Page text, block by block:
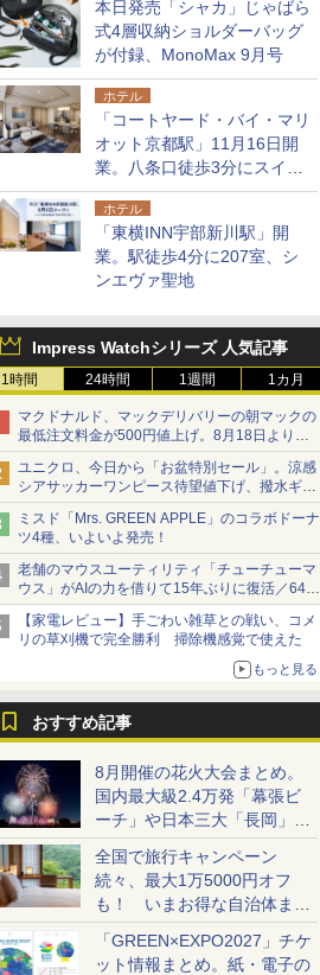
本日発売「シャカ」じゃばら
式4層収納ショルダーバッグ
が付録、MonoMax 9月号
ホテル
「コートヤード・バイ・マリ
オット京都駅」11月16日開
業。八条口徒歩3分にスイー
ト含む全270室、ダイニング
も併設
ホテル
「東横INN宇部新川駅」開
業。駅徒歩4分に207室、シ
ンエヴァ聖地
Impress Watchシリーズ 人気記事
1時間 24時間 1週間 1カ月
マクドナルド、マックデリバリーの朝マックの
最低注文料金が500円値上げ。8月18日より
1,500円から受付
ユニクロ、今日から「お盆特別セール」。涼感
シアサッカーワンピース待望値下げ、撥水ギア
ショーツは1990円に
ミスド「Mrs. GREEN APPLE」のコラボドーナ
ツ4種、いよいよ発売！
老舗のマウスユーティリティ「チューチューマ
ウス」がAIの力を借りて15年ぶりに復活／64bit
化、Windows 10/11、「Chrome」も走り回
る。復活記念で2026年末まで500円
【家電レビュー】手ごわい雑草との戦い、コメ
リの草刈機で完全勝利 掃除機感覚で使えた
もっと見る
おすすめ記事
8月開催の花火大会まとめ。
国内最大級2.4万発「幕張ビ
ーチ」や日本三大「長岡」な
ど大型イベント目白押し！
全国で旅行キャンペーン
続々、最大1万5000円オフ
も！ いまお得な自治体まと
め
「GREEN×EXPO2027」チケ
ット情報まとめ。紙・電子の